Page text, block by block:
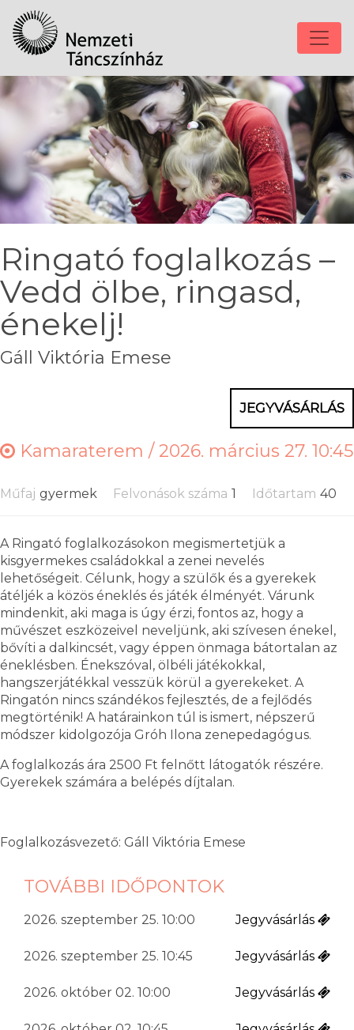
Ringató foglalkozás –
Vedd ölbe, ringasd,
énekelj!
Gáll Viktória Emese
JEGYVÁSÁRLÁS
Kamaraterem /2026. március 27. 10:45
Műfaj gyermek Felvonások száma 1 Időtartam 40
A Ringató foglalkozásokon megismertetjük a
kisgyermekes családokkal a zenei nevelés
lehetőségeit. Célunk, hogy a szülők és a gyerekek
átéljék a közös éneklés és játék élményét. Várunk
mindenkit, aki maga is úgy érzi, fontos az, hogy a
művészet eszközeivel neveljünk, aki szívesen énekel,
bővíti a dalkincsét, vagy éppen önmaga bátortalan az
éneklésben. Énekszóval, ölbéli játékokkal,
hangszerjátékkal vesszük körül a gyerekeket. A
Ringatón nincs szándékos fejlesztés, de a fejlődés
megtörténik! A határainkon túl is ismert, népszerű
módszer kidolgozója Gróh Ilona zenepedagógus.
A foglalkozás ára 2500 Ft felnőtt látogatók részére.
Gyerekek számára a belépés díjtalan.
Foglalkozásvezető: Gáll Viktória Emese
TOVÁBBI IDŐPONTOK
2026. szeptember 25. 10:00 Jegyvásárlás
2026. szeptember 25. 10:45 Jegyvásárlás
2026. október 02. 10:00 Jegyvásárlás